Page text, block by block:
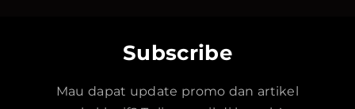
Subscribe
Mau dapat update promo dan artikel